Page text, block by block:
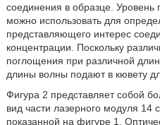
соединения в образце.
можно использовать для
представляющего интерес
концентрации. Поскольку
поглощения при различной
длины волны подают в кювету
Фигура 2 представляет собой
вид части лазерного модуля 14
показанной на фигуре 1.